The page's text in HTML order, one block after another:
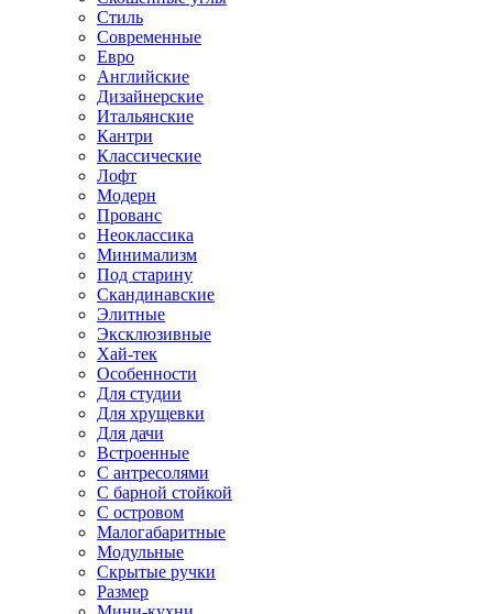
Стиль
Современные
Евро
Английские
Дизайнерские
Итальянские
Кантри
Классические
Лофт
Модерн
Прованс
Неоклассика
Минимализм
Под старину
Скандинавские
Элитные
Эксклюзивные
Хай-тек
Особенности
Для студии
Для хрущевки
Для дачи
Встроенные
С антресолями
С барной стойкой
С островом
Малогабаритные
Модульные
Скрытые ручки
Размер